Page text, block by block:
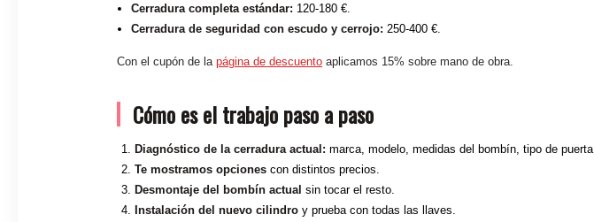
Cerradura completa estándar: 120-180 €.
Cerradura de seguridad con escudo y cerrojo: 250-400 €.
Con el cupón de la página de descuento aplicamos 15% sobre mano de obra.
Cómo es el trabajo paso a paso
Diagnóstico de la cerradura actual: marca, modelo, medidas del bombín, tipo de puerta.
Te mostramos opciones con distintos precios.
Desmontaje del bombín actual sin tocar el resto.
Instalación del nuevo cilindro y prueba con todas las llaves.